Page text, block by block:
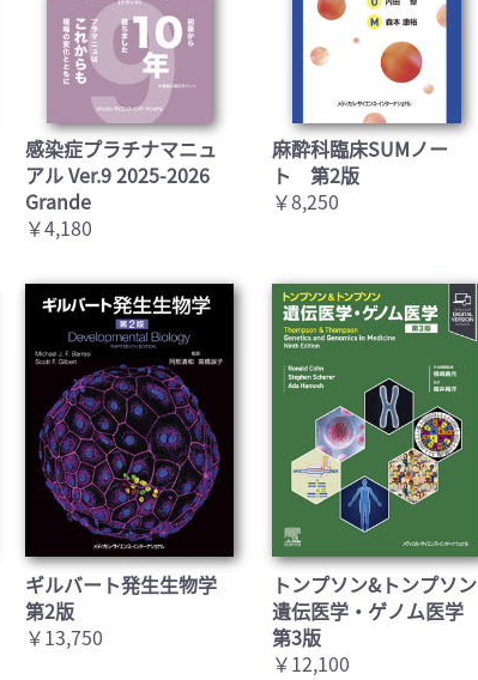
お買い物を続ける カートへ進む
感染症プラチナマニュ
アル Ver.9 2025-2026
Grande
￥4,180
麻酔科臨床SUMノー
ト 第2版
￥8,250
ギルバート発生生物学
第2版
￥13,750
トンプソン&トンプソン
遺伝医学・ゲノム医学
第3版
￥12,100